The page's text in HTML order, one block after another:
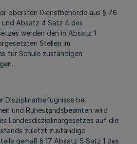
obersten Dienstbehörde aus § 76
Absatz 4 Satz 4 des
werden den in Absatz 1
Stellen im
für Schule zuständigen
Disziplinarbefugnisse bei
und Ruhestandsbeamten wird
Landesdisziplinargesetzes auf die
zuletzt zuständige
gemäß § 17 Absatz 5 Satz 1 des